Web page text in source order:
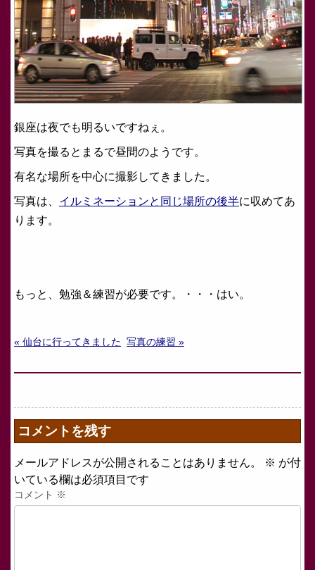
銀座は夜でも明るいですねぇ。
写真を撮るとまるで昼間のようです。
有名な場所を中心に撮影してきました。
写真は、 イルミネーションと同じ場所の後半に収めてあ
ります。
もっと、勉強＆練習が必要です。・・・はい。
« 仙台に行ってきました 写真の練習 »
コメントを残す
メールアドレスが公開されることはありません。 ※ が付
いている欄は必須項目です
コメント ※